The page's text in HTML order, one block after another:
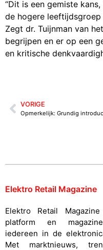
“Dit is een gemiste
de hogere
Zegt dr. Tuijnman van
begrijpen en er op een
en kritische
VORIGE
Opmerkelijk: Grundig
Elektro Retail Magazine
Elektro Retail
platform en
iedereen in de
Met marktnieuws,